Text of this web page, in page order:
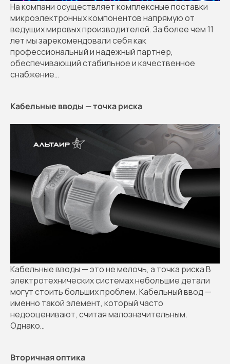
На компани осуществляет комплексные поставки
микроэлектронных компонентов напрямую от
ведущих мировых производителей. За более чем 11
лет мы зарекомендовали себя как
профессиональный и надежный партнер,
обеспечивающий стабильное и качественное
снабжение…
Кабельные вводы — точка риска
Кабельные вводы — это не мелочь, а точка риска В
электротехнических системах небольшие детали
могут стоить больших проблем. Кабельный ввод —
именно такой элемент, который часто
недооценивают, считая малозначительным.
Однако…
Вторичная оптика